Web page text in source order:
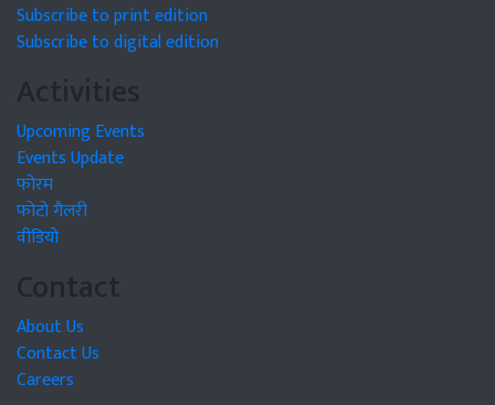
Subscribe to print edition
Subscribe to digital edition
Activities
Upcoming Events
Events Update
फोरम
फोटो गैलरी
वीडियो
Contact
About Us
Contact Us
Careers